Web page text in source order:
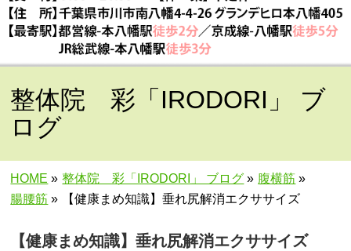
整体院 彩「IRODORI」 ブ
ログ
HOME » 整体院 彩「IRODORI」 ブログ » 腹横筋 »
腸腰筋 » 【健康まめ知識】垂れ尻解消エクササイズ
【健康まめ知識】垂れ尻解消エクササイズ